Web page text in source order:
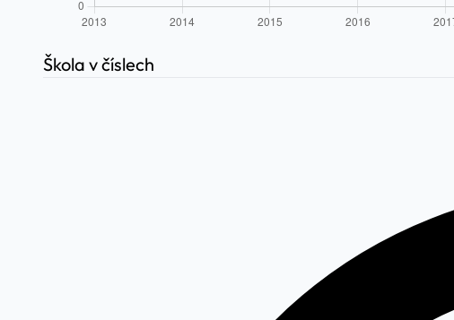
Škola v číslech